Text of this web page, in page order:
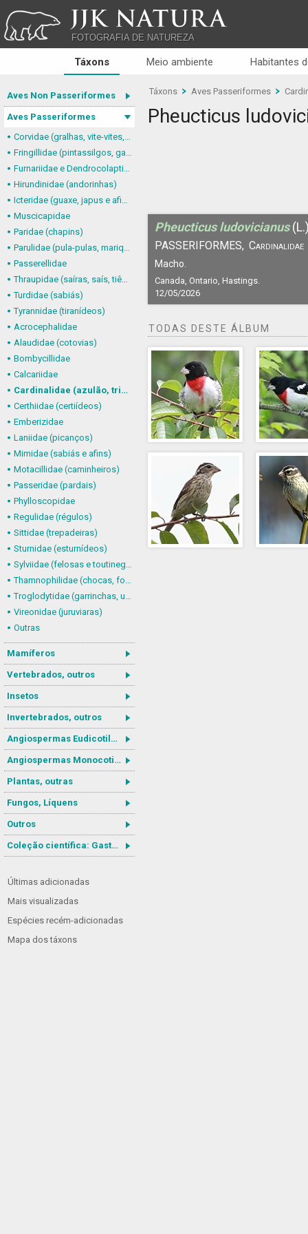
JJK NATURA
FOTOGRAFIA DE NATUREZA
Táxons Meio ambiente Habitantes
Aves Non Passeriformes
Aves Passeriformes
Corvidae (gralhas, vite-vites, juruviaras e afins)
Fringillidae (pintassilgos, gaturamos e afins)
Furnariidae e Dendrocolaptidae (joães, limpa-folhas, arapaçus e afins)
Hirundinidae (andorinhas)
Icteridae (guaxe, japus e afins)
Muscicapidae
Paridae (chapins)
Parulidae (pula-pulas, mariquitas e afins)
Passerellidae
Thraupidae (saíras, saís, tiês, sanhaçus e afins)
Turdidae (sabiás)
Tyrannidae (tiranídeos)
Acrocephalidae
Alaudidae (cotovias)
Bombycillidae
Calcariidae
Cardinalidae (azulão, trinca-ferro-verdadeiro e afins)
Certhiidae (certiídeos)
Emberizidae
Laniidae (picanços)
Mimidae (sabiás e afins)
Motacillidae (caminheiros)
Passeridae (pardais)
Phylloscopidae
Regulidae (régulos)
Sittidae (trepadeiras)
Sturnidae (esturnídeos)
Sylviidae (felosas e toutinegras)
Thamnophilidae (chocas, formigueiros, chororós e afins)
Troglodytidae (garrinchas, uirapurus e afins)
Vireonidae (juruviaras)
Outras
Mamíferos
Vertebrados, outros
Insetos
Invertebrados, outros
Angiospermas Eudicotiledôneas
Angiospermas Monocotiledôneas
Plantas, outras
Fungos, Líquens
Outros
Coleção científica: Gastrotricha
Últimas adicionadas
Mais visualizadas
Espécies recém-adicionadas
Mapa dos táxons
Táxons Aves Passeriformes
Pheucticus
Pheucticus ludovicianus
PASSERIFORMES, Cardinalidae
Macho.
Canada, Ontario, Hastings.
12/05/2026
TODAS DESTE ÁLBUM